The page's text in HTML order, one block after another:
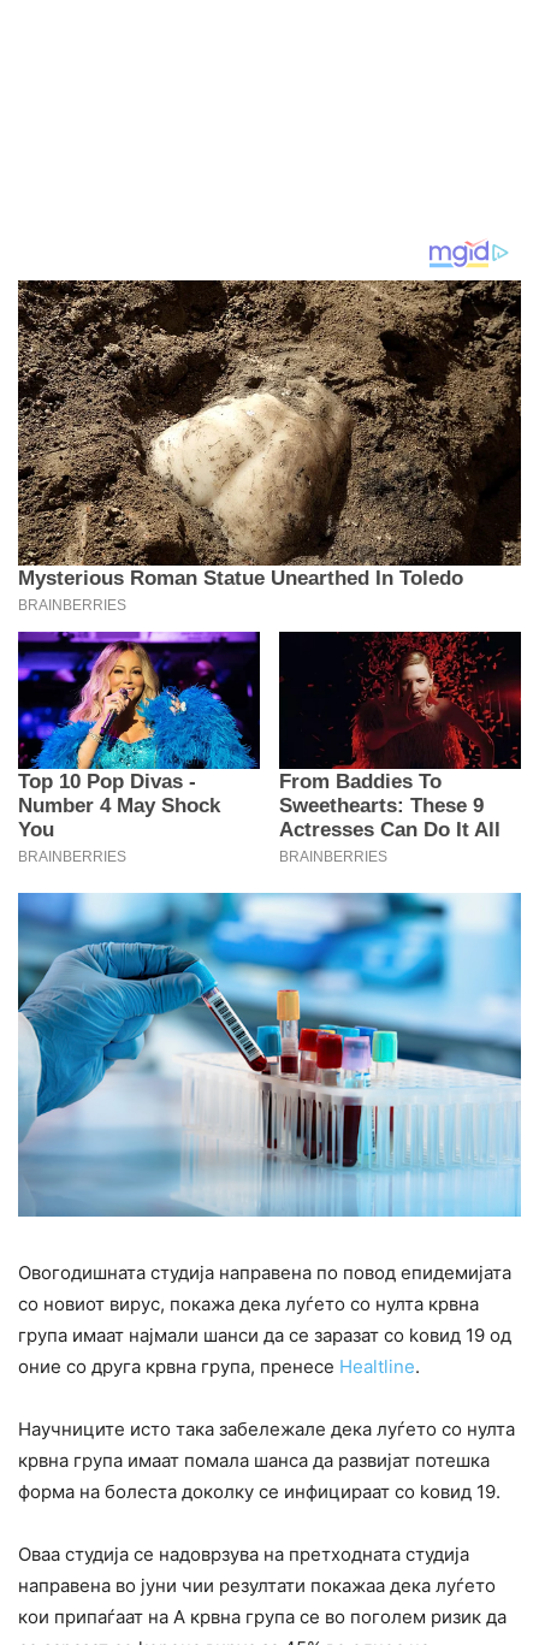
Овогодишната студија направена по повод епидемијата
со новиот вирус, покажа дека луѓето со нулта крвна
група имаат најмали шанси да се заразат со koвид 19 од
оние со друга крвна група, пренесе Healtline.
Научниците исто така забележале дека луѓето со нулта
крвна група имаат помала шанса да развијат потешка
форма на болеста доколку се инфицираат со koвид 19.
Оваа студија се надоврзува на претходната студија
направена во јуни чии резултати покажаа дека луѓето
кои припаѓаат на А крвна група се во поголем ризик да